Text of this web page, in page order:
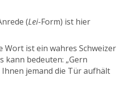
(Lei-Form) ist hier
Wort ist ein wahres Schweizer
kann bedeuten: „Gern
Ihnen jemand die Tür aufhält